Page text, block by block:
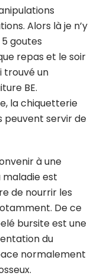
Alors là je n’y
goutes
repas et le soir
trouvé un
BE.
la chiquetterie
peuvent servir de
à une
est
de nourrir les
De ce
bursite est une
du
normalement